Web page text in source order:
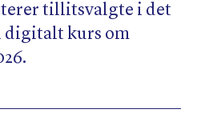
tillitsvalgte i det
kurs om